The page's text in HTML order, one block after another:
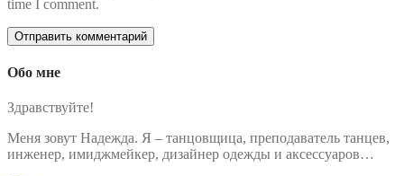
time I comment.
Обо мне
Здравствуйте!
Меня зовут Надежда. Я – танцовщица, преподаватель танцев,
инженер, имиджмейкер, дизайнер одежды и аксессуаров…